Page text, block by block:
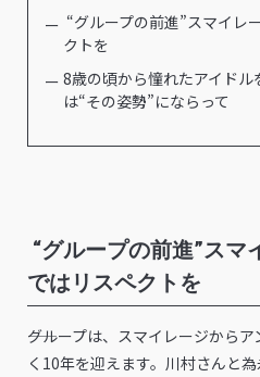
“グループの前進”スマイレ
クトを
8歳の頃から憧れたアイド
は“その姿勢”にならって
“グループの前進”スマ
ではリスペクトを
――グループは、スマイレージから
く10年を迎えます。川村さんと